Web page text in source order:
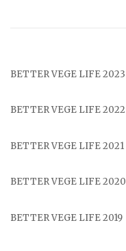
BETTER VEGE LIFE 2023
BETTER VEGE LIFE 2022
BETTER VEGE LIFE 2021
BETTER VEGE LIFE 2020
BETTER VEGE LIFE 2019